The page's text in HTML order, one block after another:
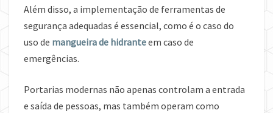
Além disso, a implementação de ferramentas de
segurança adequadas é essencial, como é o caso do
uso de mangueira de hidranteem caso de
emergências.
Portarias modernas não apenas controlam a entrada
e saída de pessoas, mas também operam como